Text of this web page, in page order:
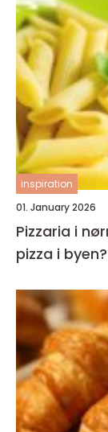
inspiration
01. January 2026
Pizzaria i
pizza i byen?